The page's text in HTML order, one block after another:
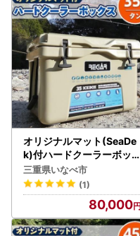
オリジナルマット(SeaDe
k)付ハードクーラーボック
ス (サイズ:35L) カラー
:タン【1264580】
三重県いなべ市
(1)
80,000